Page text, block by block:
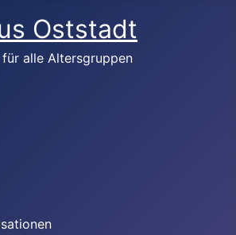
Oststadt
alle Altersgruppen